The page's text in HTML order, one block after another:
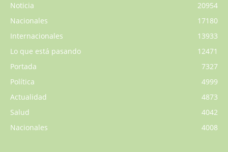
Noticia
20954
Nacionales
17180
Internacionales
13933
Lo que está pasando
12471
Portada
7327
Política
4999
Actualidad
4873
Salud
4042
Nacionales
4008